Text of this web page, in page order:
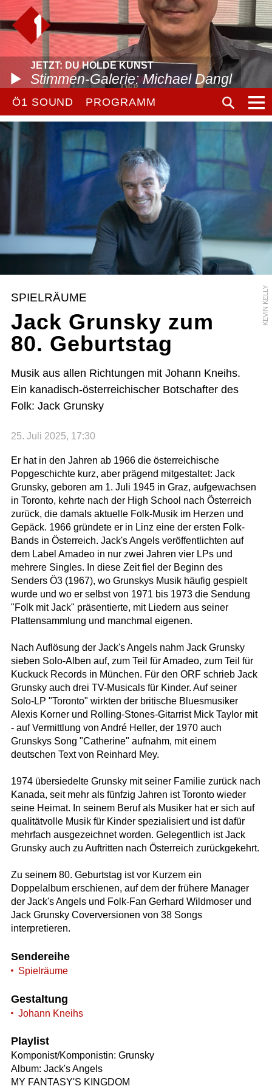
JETZT: DU HOLDE KUNST
Stimmen-Galerie: Michael Dangl
Ö1 SOUND PROGRAMM
KEVIN KELLY
SPIELRÄUME
Jack Grunsky zum
80. Geburtstag
Musik aus allen Richtungen mit Johann Kneihs.
Ein kanadisch-österreichischer Botschafter des
Folk: Jack Grunsky
25. Juli 2025, 17:30
Er hat in den Jahren ab 1966 die österreichische
Popgeschichte kurz, aber prägend mitgestaltet: Jack
Grunsky, geboren am 1. Juli 1945 in Graz, aufgewachsen
in Toronto, kehrte nach der High School nach Österreich
zurück, die damals aktuelle Folk-Musik im Herzen und
Gepäck. 1966 gründete er in Linz eine der ersten Folk-
Bands in Österreich. Jack's Angels veröffentlichten auf
dem Label Amadeo in nur zwei Jahren vier LPs und
mehrere Singles. In diese Zeit fiel der Beginn des
Senders Ö3 (1967), wo Grunskys Musik häufig gespielt
wurde und wo er selbst von 1971 bis 1973 die Sendung
"Folk mit Jack" präsentierte, mit Liedern aus seiner
Plattensammlung und manchmal eigenen.
Nach Auflösung der Jack's Angels nahm Jack Grunsky
sieben Solo-Alben auf, zum Teil für Amadeo, zum Teil für
Kuckuck Records in München. Für den ORF schrieb Jack
Grunsky auch drei TV-Musicals für Kinder. Auf seiner
Solo-LP "Toronto" wirkten der britische Bluesmusiker
Alexis Korner und Rolling-Stones-Gitarrist Mick Taylor mit
- auf Vermittlung von André Heller, der 1970 auch
Grunskys Song "Catherine" aufnahm, mit einem
deutschen Text von Reinhard Mey.
1974 übersiedelte Grunsky mit seiner Familie zurück nach
Kanada, seit mehr als fünfzig Jahren ist Toronto wieder
seine Heimat. In seinem Beruf als Musiker hat er sich auf
qualitätvolle Musik für Kinder spezialisiert und ist dafür
mehrfach ausgezeichnet worden. Gelegentlich ist Jack
Grunsky auch zu Auftritten nach Österreich zurückgekehrt.
Zu seinem 80. Geburtstag ist vor Kurzem ein
Doppelalbum erschienen, auf dem der frühere Manager
der Jack's Angels und Folk-Fan Gerhard Wildmoser und
Jack Grunsky Coverversionen von 38 Songs
interpretieren.
Sendereihe
Spielräume
Gestaltung
Johann Kneihs
Playlist
Komponist/Komponistin: Grunsky
Album: Jack's Angels
MY FANTASY'S KINGDOM